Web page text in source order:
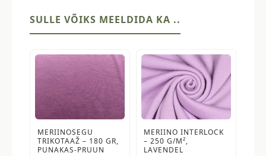
SULLE VÕIKS MEELDIDA KA ..
MERIINOSEGU
TRIKOTAAŽ – 180 GR,
PUNAKAS-PRUUN
MERIINO INTERLOCK
– 250 G/M²,
LAVENDEL